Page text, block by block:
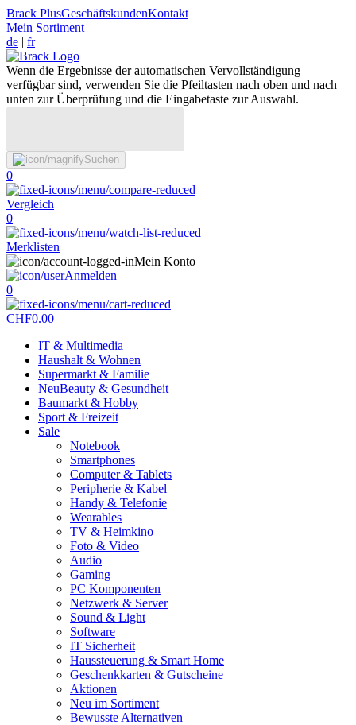
Brack PlusGeschäftskundenKontakt
Mein Sortiment
de | fr
Wenn die Ergebnisse der automatischen Vervollständigung
verfügbar sind, verwenden Sie die Pfeiltasten nach oben und nach
unten zur Überprüfung und die Eingabetaste zur Auswahl.
Suchen
0
Vergleich
0
Merklisten
Mein Konto
Anmelden
0
CHF0.00
IT & Multimedia
Haushalt & Wohnen
Supermarkt & Familie
NeuBeauty & Gesundheit
Baumarkt & Hobby
Sport & Freizeit
Sale
Notebook
Smartphones
Computer & Tablets
Peripherie & Kabel
Handy & Telefonie
Wearables
TV & Heimkino
Foto & Video
Audio
Gaming
PC Komponenten
Netzwerk & Server
Sound & Light
Software
IT Sicherheit
Haussteuerung & Smart Home
Geschenkkarten & Gutscheine
Aktionen
Neu im Sortiment
Bewusste Alternativen